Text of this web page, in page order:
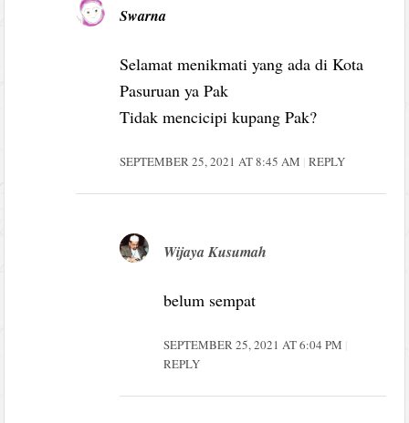
Swarna
Selamat menikmati yang ada di Kota
Pasuruan ya Pak
Tidak mencicipi kupang Pak?
SEPTEMBER 25, 2021 AT 8:45 AM REPLY
Wijaya Kusumah
belum sempat
SEPTEMBER 25, 2021 AT 6:04 PM
REPLY